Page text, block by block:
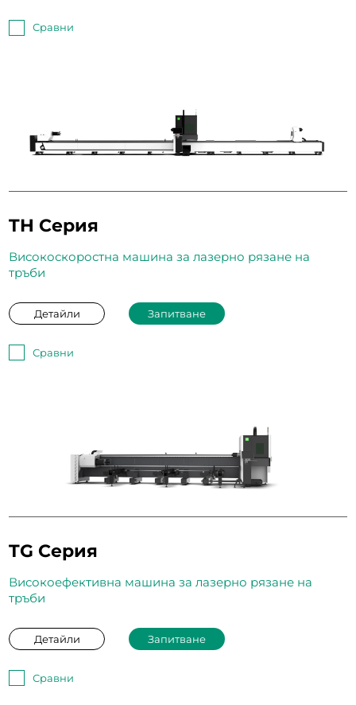
Сравни
TH Серия
Високоскоростна машина за лазерно рязане на
тръби
Детайли Запитване
Сравни
TG Серия
Високоефективна машина за лазерно рязане на
тръби
Детайли Запитване
Сравни